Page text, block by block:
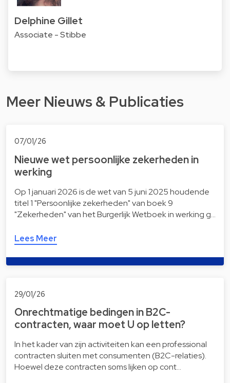
Delphine Gillet
Associate - Stibbe
Meer Nieuws & Publicaties
07/01/26
Nieuwe wet persoonlijke zekerheden in
werking
Op 1 januari 2026 is de wet van 5 juni 2025 houdende
titel 1 "Persoonlijke zekerheden" van boek 9
"Zekerheden" van het Burgerlijk Wetboek in werking g…
Lees Meer
29/01/26
Onrechtmatige bedingen in B2C-
contracten, waar moet U op letten?
In het kader van zijn activiteiten kan een professional
contracten sluiten met consumenten (B2C-relaties).
Hoewel deze contracten soms lijken op cont…